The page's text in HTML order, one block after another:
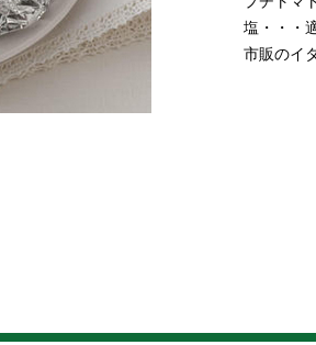
塩・・・
市販のイ